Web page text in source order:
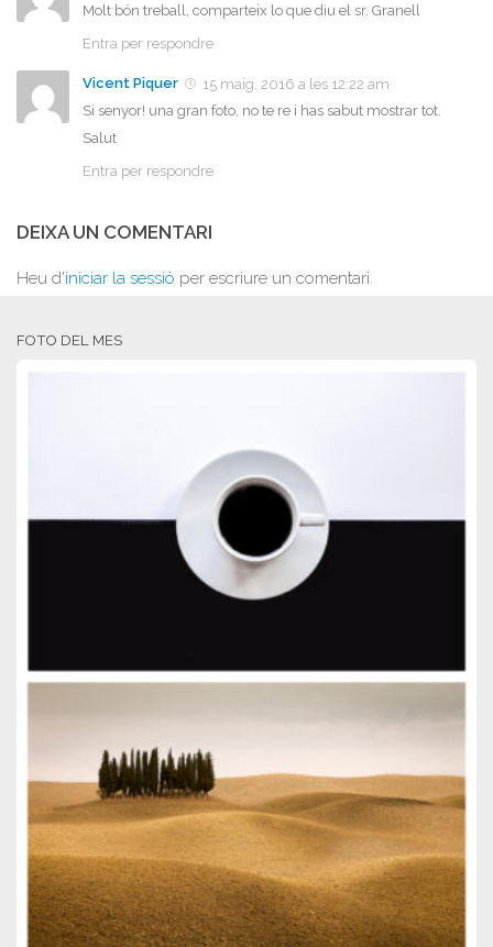
Molt bón treball, comparteix lo que diu el sr. Granell
Entra per respondre
Vicent Piquer
15 maig, 2016 a les 12:22 am
Si senyor! una gran foto, no te re i has sabut mostrar tot.
Salut
Entra per respondre
DEIXA UN COMENTARI
Heu d'iniciar la sessió per escriure un comentari.
FOTO DEL MES